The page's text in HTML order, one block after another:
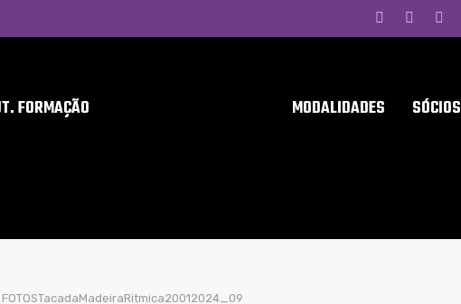
FORMAÇÃO MODALIDADES SÓCIOS
FOTOSTacadaMadeiraRitmica20012024_09